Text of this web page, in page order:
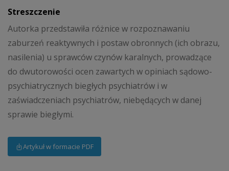
Streszczenie
Autorka przedstawiła różnice w rozpoznawaniu
zaburzeń reaktywnych i postaw obronnych (ich obrazu,
nasilenia) u sprawców czynów karalnych, prowadzące
do dwutorowości ocen zawartych w opiniach sądowo-
psychiatrycznych biegłych psychiatrów i w
zaświadczeniach psychiatrów, niebędących w danej
sprawie biegłymi.
Artykuł w formacie PDF